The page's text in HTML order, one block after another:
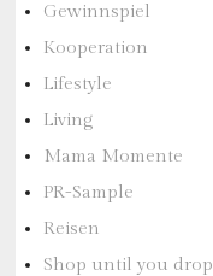
Gewinnspiel
Kooperation
Lifestyle
Living
Mama Momente
PR-Sample
Reisen
Shop until you drop